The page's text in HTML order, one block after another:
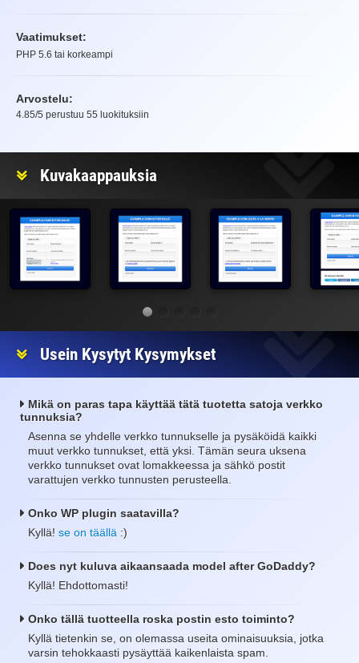
Vaatimukset:
PHP 5.6 tai korkeampi
Arvostelu:
Arvostelu
4.85/5 perustuu 55 luokituksiin
Kuvakaappauksia
Usein Kysytyt Kysymykset
Mikä on paras tapa käyttää tätä tuotetta satoja verkko
tunnuksia?
Asenna se yhdelle verkko tunnukselle ja pysäköidä kaikki
muut verkko tunnukset, että yksi. Tämän seura uksena
verkko tunnukset ovat lomakkeessa ja sähkö postit
varattujen verkko tunnusten perusteella.
Onko WP plugin saatavilla?
Kyllä! se on täällä :)
Does nyt kuluva aikaansaada model after GoDaddy?
Kyllä! Ehdottomasti!
Onko tällä tuotteella roska postin esto toiminto?
Kyllä tietenkin se, on olemassa useita ominaisuuksia, jotka
varsin tehokkaasti pysäyttää kaikenlaista spam.